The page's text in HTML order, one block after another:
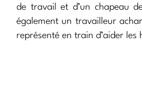
de travail et d’un chapeau
également un travailleur
représenté en train d’aider les